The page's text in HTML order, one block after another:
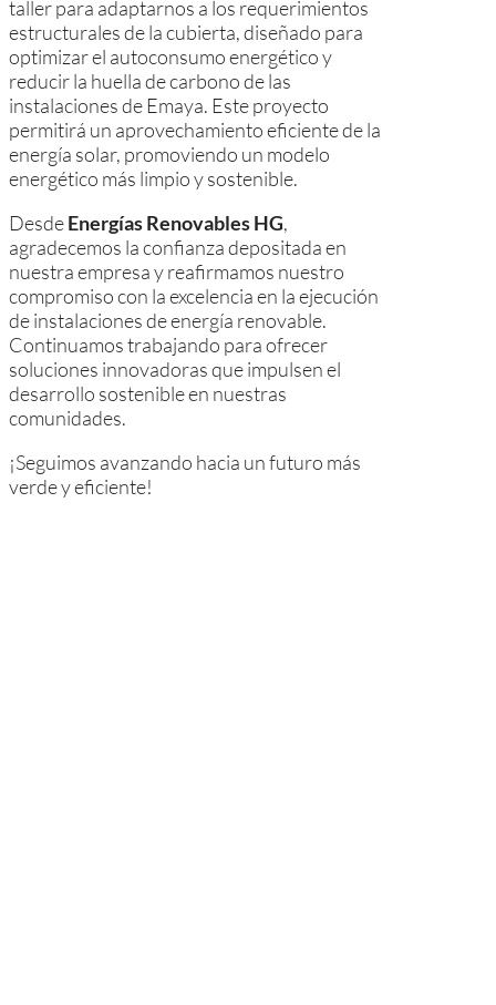
taller para adaptarnos a los requerimientos
estructurales de la cubierta, diseñado para
optimizar el autoconsumo energético y
reducir la huella de carbono de las
instalaciones de Emaya. Este proyecto
permitirá un aprovechamiento eficiente de la
energía solar, promoviendo un modelo
energético más limpio y sostenible.
DesdeEnergías Renovables HG,
agradecemos la confianza depositada en
nuestra empresa y reafirmamos nuestro
compromiso con la excelencia en la ejecución
de instalaciones de energía renovable.
Continuamos trabajando para ofrecer
soluciones innovadoras que impulsen el
desarrollo sostenible en nuestras
comunidades.
¡Seguimos avanzando hacia un futuro más
verde y eficiente!